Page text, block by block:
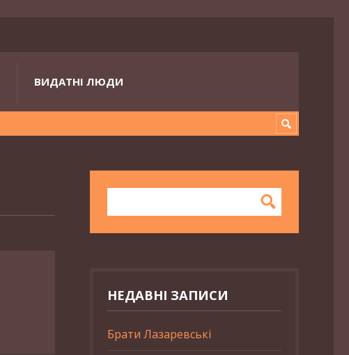
ВИДАТНІ ЛЮДИ
НЕДАВНІ ЗАПИСИ
Брати Лазаревські